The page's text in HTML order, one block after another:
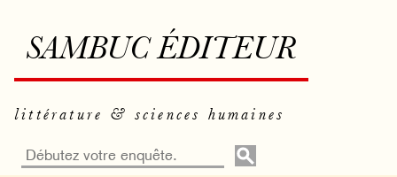
SAMBUC ÉDITEUR
littérature & sciences humaines